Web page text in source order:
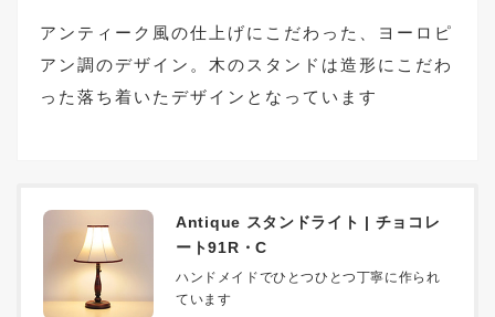
アンティーク風の仕上げにこだわった、ヨーロピ
アン調のデザイン。木のスタンドは造形にこだわ
った落ち着いたデザインとなっています
Antique スタンドライト | チョコレ
ート91R・C
ハンドメイドでひとつひとつ丁寧に作られ
ています